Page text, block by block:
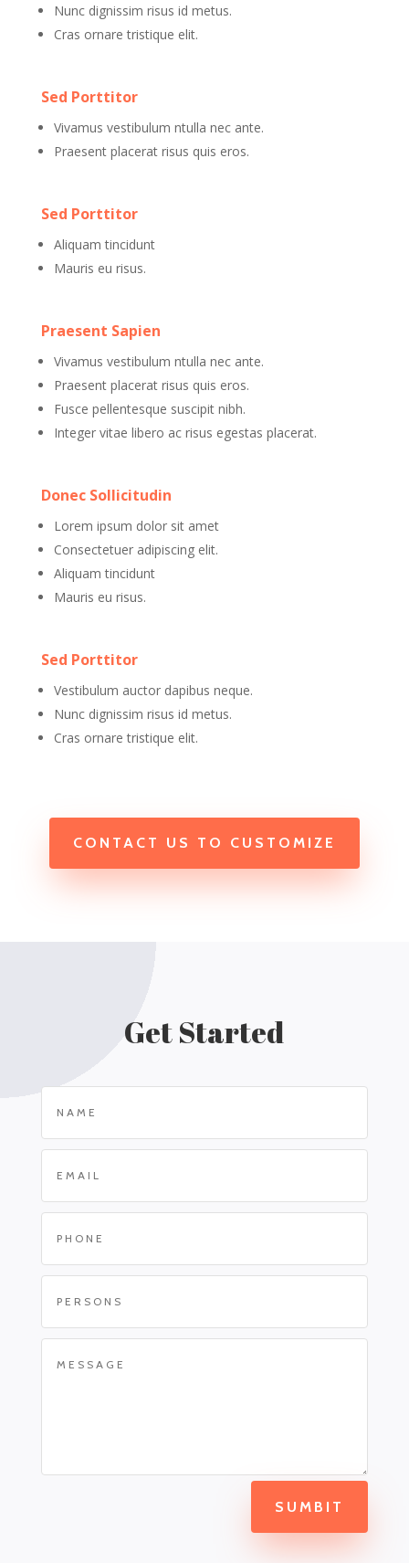
Nunc dignissim risus id metus.
Cras ornare tristique elit.
Sed Porttitor
Vivamus vestibulum ntulla nec ante.
Praesent placerat risus quis eros.
Sed Porttitor
Aliquam tincidunt
Mauris eu risus.
Praesent Sapien
Vivamus vestibulum ntulla nec ante.
Praesent placerat risus quis eros.
Fusce pellentesque suscipit nibh.
Integer vitae libero ac risus egestas placerat.
Donec Sollicitudin
Lorem ipsum dolor sit amet
Consectetuer adipiscing elit.
Aliquam tincidunt
Mauris eu risus.
Sed Porttitor
Vestibulum auctor dapibus neque.
Nunc dignissim risus id metus.
Cras ornare tristique elit.
CONTACT US TO CUSTOMIZE
Get Started
SUMBIT